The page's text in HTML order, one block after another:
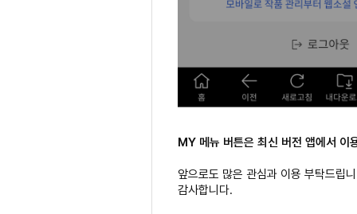
MY 메뉴 버튼은 최신 버전 앱에서 이
앞으로도 많은 관심과 이용 부탁드립
감사합니다.